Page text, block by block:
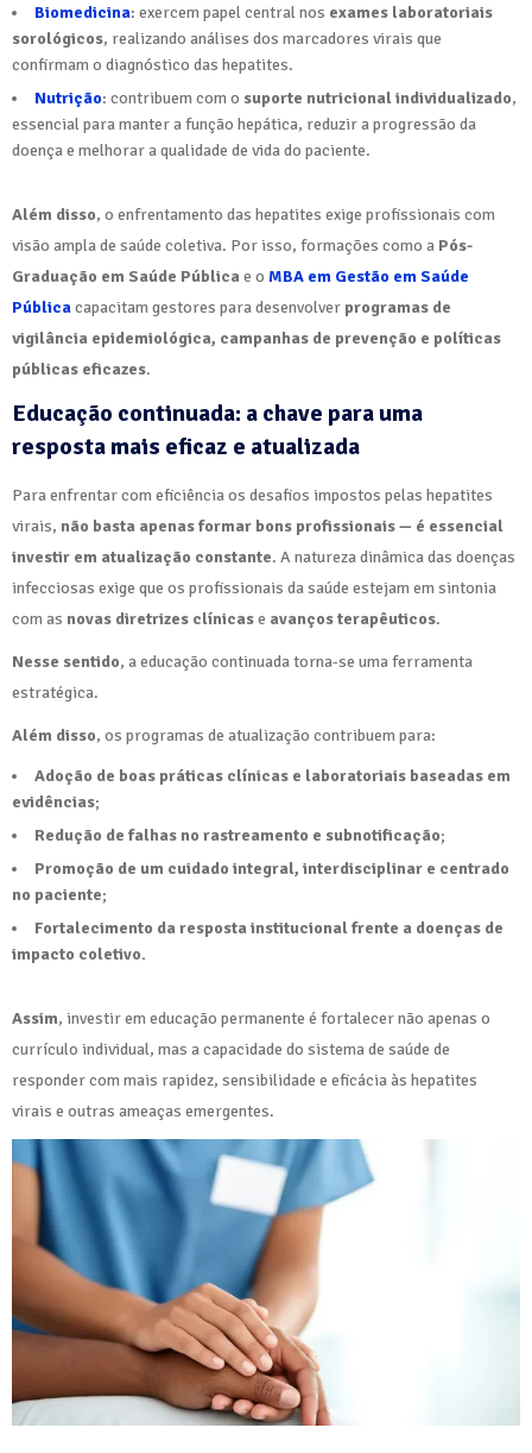
Biomedicina: exercem papel central nos exames laboratoriais
sorológicos, realizando análises dos marcadores virais que
confirmam o diagnóstico das hepatites.
Nutrição: contribuem com o suporte nutricional individualizado,
essencial para manter a função hepática, reduzir a progressão da
doença e melhorar a qualidade de vida do paciente.
Além disso, o enfrentamento das hepatites exige profissionais com
visão ampla de saúde coletiva. Por isso, formações como a Pós-
Graduação em Saúde Pública e o MBA em Gestão em Saúde
Públicacapacitam gestores para desenvolver programas de
vigilância epidemiológica, campanhas de prevenção e políticas
públicas eficazes.
Educação continuada: a chave para uma
resposta mais eficaz e atualizada
Para enfrentar com eficiência os desafios impostos pelas hepatites
virais, não basta apenas formar bons profissionais — é essencial
investir em atualização constante. A natureza dinâmica das doenças
infecciosas exige que os profissionais da saúde estejam em sintonia
com as novas diretrizes clínicase avanços terapêuticos.
Nesse sentido, a educação continuada torna-se uma ferramenta
estratégica.
Além disso, os programas de atualização contribuem para:
Adoção de boas práticas clínicas e laboratoriais baseadas em
evidências;
Redução de falhas no rastreamento e subnotificação;
Promoção de um cuidado integral, interdisciplinar e centrado
no paciente;
Fortalecimento da resposta institucional frente a doenças de
impacto coletivo.
Assim, investir em educação permanente é fortalecer não apenas o
currículo individual, mas a capacidade do sistema de saúde de
responder com mais rapidez, sensibilidade e eficácia às hepatites
virais e outras ameaças emergentes.